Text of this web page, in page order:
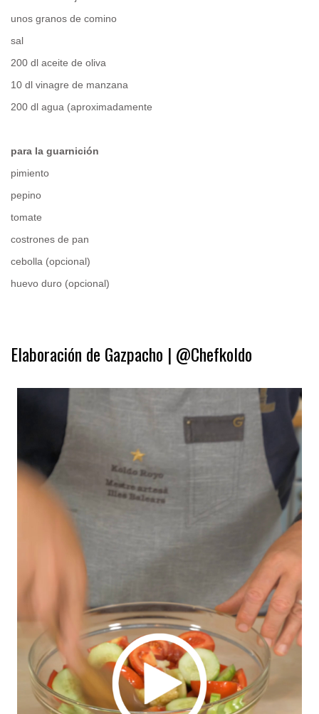
unos granos de comino
sal
200 dl aceite de oliva
10 dl vinagre de manzana
200 dl agua (aproximadamente
para la guarnición
pimiento
pepino
tomate
costrones de pan
cebolla (opcional)
huevo duro (opcional)
Elaboración de Gazpacho | @Chefkoldo